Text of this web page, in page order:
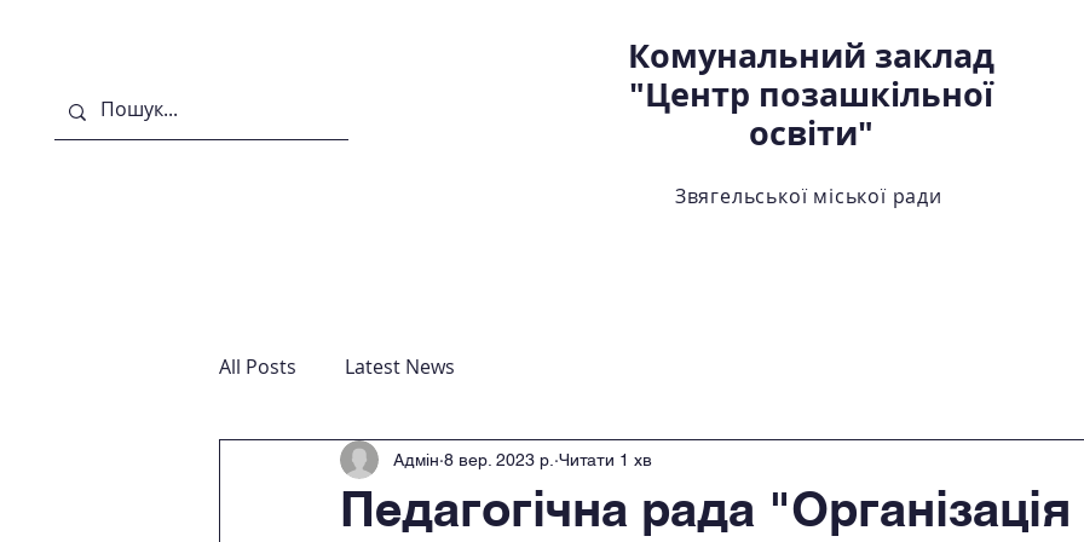
Комунальний заклад
"Центр позашкільної
освіти"
Звягельської міської ради
All Posts Latest News
Педагогічна рада "Організація
Адмін 8 вер. 2023 р. Читати 1 хв